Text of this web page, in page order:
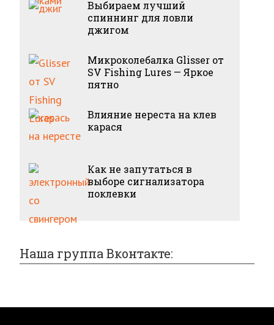
Выбираем лучший
спиннинг для ловли
джигом
Микроколебалка Glisser от
SV Fishing Lures — Яркое
пятно
Влияние нереста на клев
карася
Как не запутаться в
выборе сигнализатора
поклевки
Наша группа Вконтакте: